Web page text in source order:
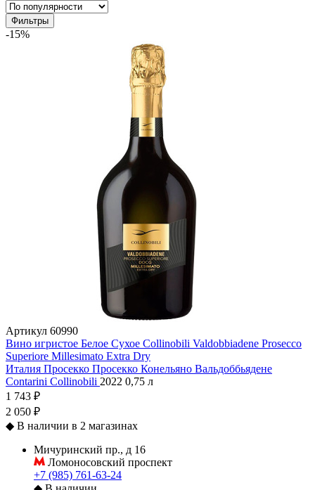
Фильтры
-15%
Артикул 60990
Вино игристое Белое Сухое Collinobili Valdobbiadene Prosecco
Superiore Millesimato Extra Dry
Италия Просекко Просекко Конельяно Вальдоббьядене
Contarini Collinobili 2022 0,75 л
1 743 ₽
2 050 ₽
◆ В наличии в 2 магазинах
Мичуринский пр., д 16
Ломоносовский проспект
+7 (985) 761-63-24